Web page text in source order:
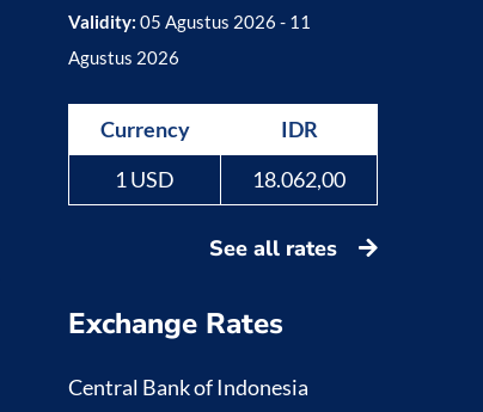
Validity: 05 Agustus 2026 - 11
Agustus 2026
Currency
IDR
1 USD
18.062,00
See all rates
Exchange Rates
Central Bank of Indonesia